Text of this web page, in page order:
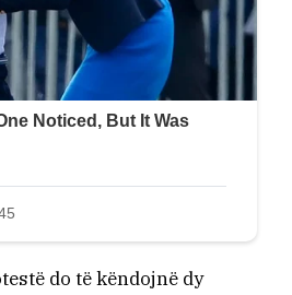
do të këndojnë dy